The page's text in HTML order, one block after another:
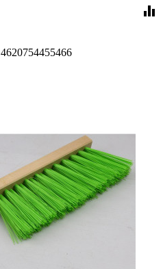
equalizer
4620754455466